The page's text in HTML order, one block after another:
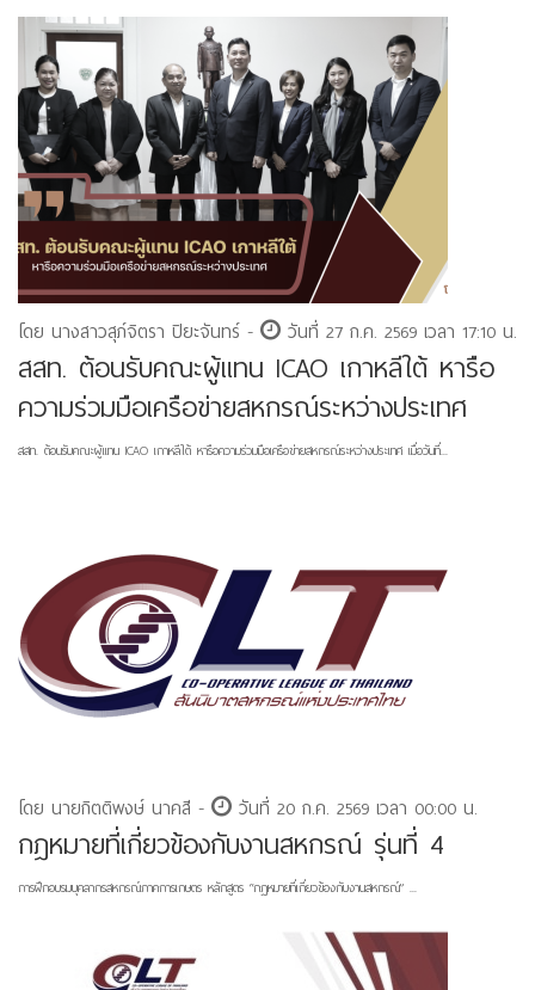
โดย นางสาวสุภ์จิตรา ปิยะจันทร์ - วันที่ 27 ก.ค. 2569 เวลา 17:10 น.
สสท. ต้อนรับคณะผู้แทน ICAO เกาหลีใต้ หารือ
ความร่วมมือเครือข่ายสหกรณ์ระหว่างประเทศ
สสท. ต้อนรับคณะผู้แทน ICAO เกาหลีใต้ หารือความร่วมมือเครือข่ายสหกรณ์ระหว่างประเทศ เมื่อวันที่...
โดย นายกิตติพงษ์ นาคสี - วันที่ 20 ก.ค. 2569 เวลา 00:00 น.
กฎหมายที่เกี่ยวข้องกับงานสหกรณ์ รุ่นที่ 4
การฝึกอบรมบุคลากรสหกรณ์ภาคการเกษตร หลักสูตร “กฎหมายที่เกี่ยวข้องกับงานสหกรณ์” ...